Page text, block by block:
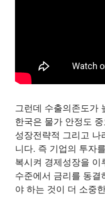
그런데 수출의존도가
한국은 물가 안정도
성장전략적 그리고 나
니다. 즉 기업의 투자
복시켜 경제성장을 이
수준에서 금리를 동결
야 하는 것이 더 소중